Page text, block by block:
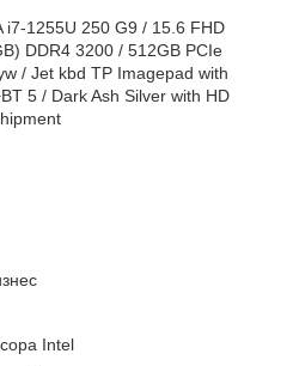
i7-1255U 250 G9 / 15.6 FHD
DDR4 3200 / 512GB PCIe
/ Jet kbd TP Imagepad with
5 / Dark Ash Silver with HD
Intel